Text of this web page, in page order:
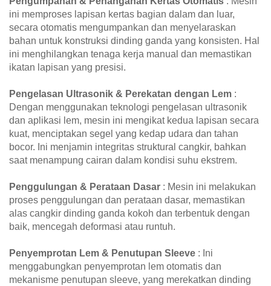
ini memproses lapisan kertas bagian dalam dan luar,
secara otomatis mengumpankan dan menyelaraskan
bahan untuk konstruksi dinding ganda yang konsisten. Hal
ini menghilangkan tenaga kerja manual dan memastikan
ikatan lapisan yang presisi.
Pengelasan Ultrasonik & Perekatan dengan Lem :
Dengan menggunakan teknologi pengelasan ultrasonik
dan aplikasi lem, mesin ini mengikat kedua lapisan secara
kuat, menciptakan segel yang kedap udara dan tahan
bocor. Ini menjamin integritas struktural cangkir, bahkan
saat menampung cairan dalam kondisi suhu ekstrem.
Penggulungan & Perataan Dasar : Mesin ini melakukan
proses penggulungan dan perataan dasar, memastikan
alas cangkir dinding ganda kokoh dan terbentuk dengan
baik, mencegah deformasi atau runtuh.
Penyemprotan Lem & Penutupan Sleeve : Ini
menggabungkan penyemprotan lem otomatis dan
mekanisme penutupan sleeve, yang merekatkan dinding